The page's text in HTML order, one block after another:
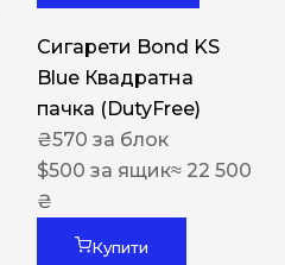
Сигарети Bond KS
Blue Квадратна
пачка (DutyFree)
₴570 за блок
$500 за ящик≈ 22 500
₴
Купити